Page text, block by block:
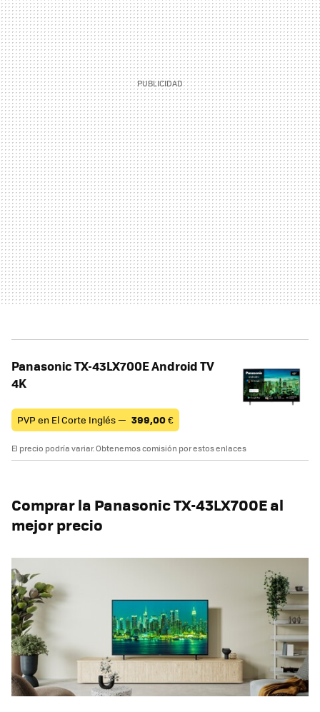
Panasonic TX-43LX700E Android TV
4K
PVP en El Corte Inglés — 399,00€
El precio podría variar. Obtenemos comisión por estos enlaces
Comprar la Panasonic TX-43LX700E al
mejor precio